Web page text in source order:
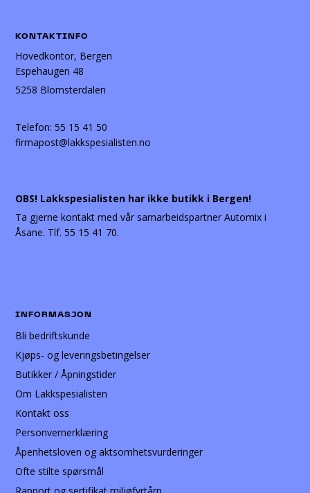
KONTAKTINFO
Hovedkontor, Bergen
Espehaugen 48
5258 Blomsterdalen
Telefon:55 15 41 50
firmapost@lakkspesialisten.no
OBS! Lakkspesialisten har ikke butikk i Bergen!
Ta gjerne kontakt med vår samarbeidspartner Automix i
Åsane. Tlf. 55 15 41 70.
INFORMASJON
Bli bedriftskunde
Kjøps- og leveringsbetingelser
Butikker / Åpningstider
Om Lakkspesialisten
Kontakt oss
Personvernerklæring
Åpenhetsloven og aktsomhetsvurderinger
Ofte stilte spørsmål